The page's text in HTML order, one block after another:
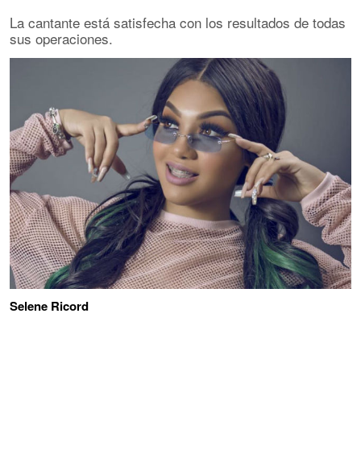
La cantante está satisfecha con los resultados de todas
sus operaciones.
Selene Ricord